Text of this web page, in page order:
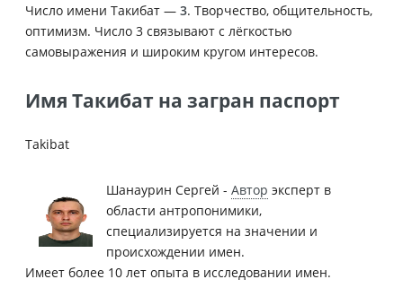
Число имени Такибат — 3. Творчество, общительность,
оптимизм. Число 3 связывают с лёгкостью
самовыражения и широким кругом интересов.
Имя Такибат на загран паспорт
Takibat
Шанаурин Сергей - Автор эксперт в
области антропонимики,
специализируется на значении и
происхождении имен.
Имеет более 10 лет опыта в исследовании имен.